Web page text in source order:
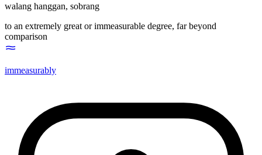
walang hanggan, sobrang
to an extremely great or immeasurable degree, far beyond
comparison
immeasurably